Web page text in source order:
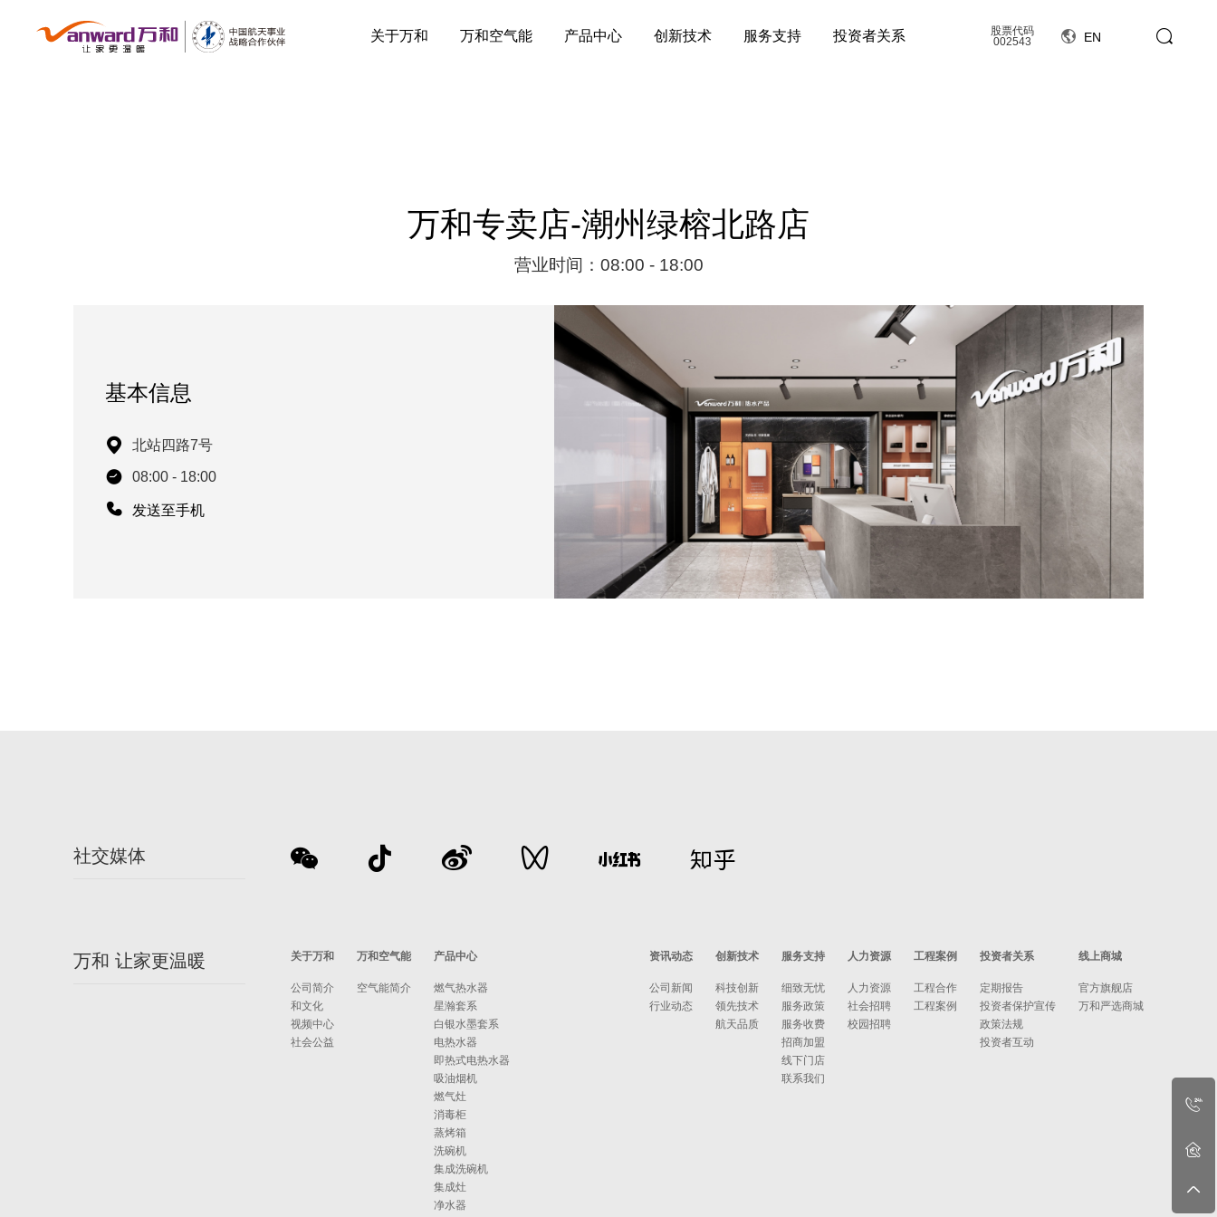
关于万和 万和空气能 产品中心 创新技术 服务支持 投资者关系
股票代码
002543
EN
万和专卖店-潮州绿榕北路店
营业时间：08:00 - 18:00
基本信息
北站四路7号
08:00 - 18:00
发送至手机
社交媒体
万和 让家更温暖 关于万和
公司简介
和文化
视频中心
社会公益
万和空气能
空气能简介
产品中心
燃气热水器
星瀚套系
白银水墨套系
电热水器
即热式电热水器
吸油烟机
燃气灶
消毒柜
蒸烤箱
洗碗机
集成洗碗机
集成灶
净水器
资讯动态
公司新闻
行业动态
创新技术
科技创新
领先技术
航天品质
服务支持
细致无忧
服务政策
服务收费
招商加盟
线下门店
联系我们
人力资源
人力资源
社会招聘
校园招聘
工程案例
工程合作
工程案例
投资者关系
定期报告
投资者保护宣传
政策法规
投资者互动
线上商城
官方旗舰店
万和严选商城